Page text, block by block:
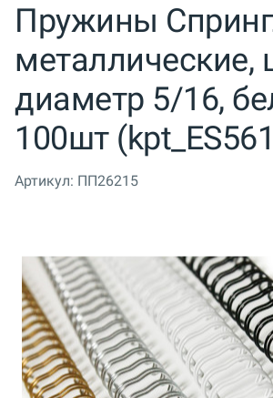
Пружины
металлические,
диаметр 5/16,
100шт
Артикул: ПП26215